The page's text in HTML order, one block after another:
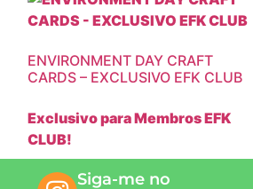
ENVIRONMENT DAY CRAFT
CARDS – EXCLUSIVO EFK CLUB
Exclusivo para Membros EFK
CLUB!
Siga-me no